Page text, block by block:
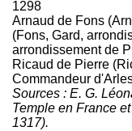
1298
Arnaud de Fons
(Fons, Gard,
arrondissement de
Ricaud de Pierre
Commandeur
Sources : E. G.
Temple en France
1317).